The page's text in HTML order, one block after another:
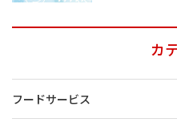
カ
フードサービス